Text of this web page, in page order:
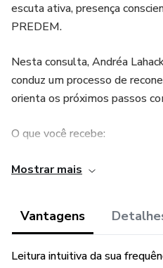
escuta ativa, presença
PREDEM.
Nesta consulta, Andréa
conduz um processo de
orienta os próximos passos
O que você recebe:
• Atendimento personalizado
• Reprogramação com a
Mostrar mais
Vantagens
Leitura intuitiva da sua